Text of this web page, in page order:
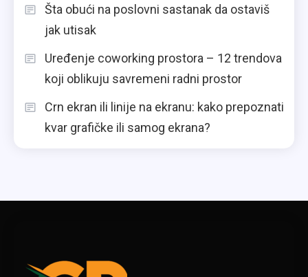
Šta obući na poslovni sastanak da ostaviš
jak utisak
Uređenje coworking prostora – 12 trendova
koji oblikuju savremeni radni prostor
Crn ekran ili linije na ekranu: kako prepoznati
kvar grafičke ili samog ekrana?